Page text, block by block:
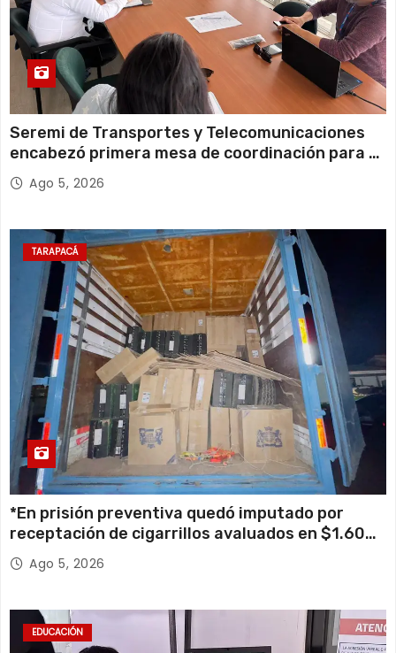
Seremi de Transportes y Telecomunicaciones
encabezó primera mesa de coordinación para el
retiro de cables en desuso en Iquique
Ago 5, 2026
TARAPACÁ
*En prisión preventiva quedó imputado por
receptación de cigarrillos avaluados en $1.600
millones*
Ago 5, 2026
EDUCACIÓN